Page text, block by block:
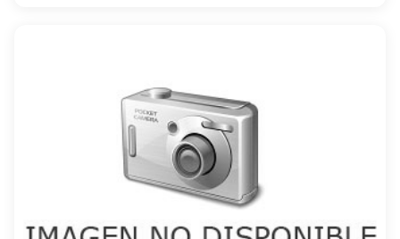
LUIS CARLOS LOSADA
CARGO: